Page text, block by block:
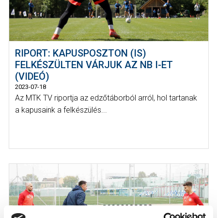
RIPORT: KAPUSPOSZTON (IS)
FELKÉSZÜLTEN VÁRJUK AZ NB I-ET
(VIDEÓ)
2023-07-18
Az MTK TV riportja az edzőtáborból arról, hol tartanak
a kapusaink a felkészülés...